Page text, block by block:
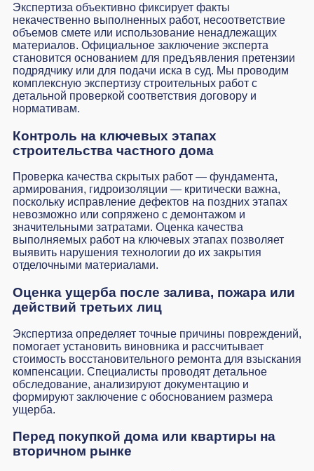
Экспертиза объективно фиксирует факты
некачественно выполненных работ, несоответствие
объемов смете или использование ненадлежащих
материалов. Официальное заключение эксперта
становится основанием для предъявления претензии
подрядчику или для подачи иска в суд. Мы проводим
комплексную экспертизу строительных работс
детальной проверкой соответствия договору и
нормативам.
Контроль на ключевых этапах
строительства частного дома
Проверка качества скрытых работ — фундамента,
армирования, гидроизоляции — критически важна,
поскольку исправление дефектов на поздних этапах
невозможно или сопряжено с демонтажом и
значительными затратами. Оценка качества
выполняемых работ на ключевых этапах позволяет
выявить нарушения технологии до их закрытия
отделочными материалами.
Оценка ущерба после залива, пожара или
действий третьих лиц
Экспертиза определяет точные причины повреждений,
помогает установить виновника и рассчитывает
стоимость восстановительного ремонта для взыскания
компенсации. Специалисты проводят детальное
обследование, анализируют документацию и
формируют заключение с обоснованием размера
ущерба.
Перед покупкой дома или квартиры на
вторичном рынке